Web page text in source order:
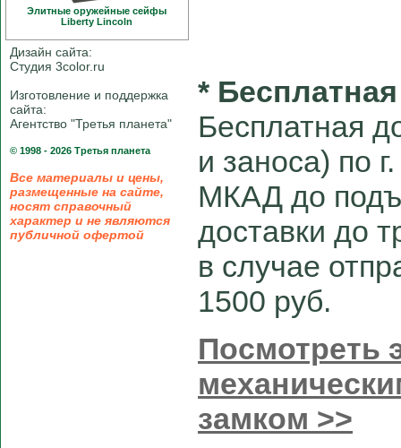
Элитные оружейные сейфы
Liberty Linсoln
Дизайн сайта:
Студия 3color.ru
Изготовление и поддержка
сайта:
Агентство "Третья планета"
© 1998 - 2026 Третья планета
Все материалы и цены,
размещенные на сайте,
носят справочный
характер и не являются
публичной офертой
*
Бесплатная
и заноса) по
МКАД до
доставки до
в случае
1500 руб.
Посмотреть
замком >>